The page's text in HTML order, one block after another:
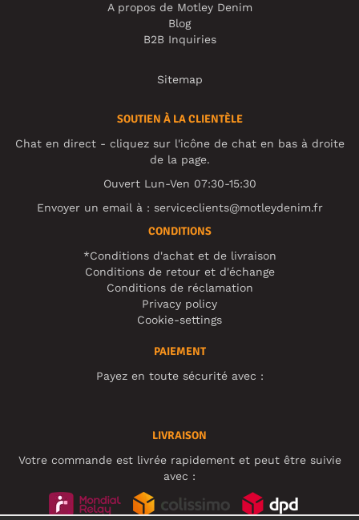
A propos de Motley Denim
Blog
B2B Inquiries
Sitemap
SOUTIEN À LA CLIENTÈLE
Chat en direct - cliquez sur l'icône de chat en bas à droite
de la page.
Ouvert Lun-Ven 07:30-15:30
Envoyer un email à : serviceclients@motleydenim.fr
CONDITIONS
*Conditions d'achat et de livraison
Conditions de retour et d'échange
Conditions de réclamation
Privacy policy
Cookie-settings
PAIEMENT
Payez en toute sécurité avec :
LIVRAISON
Votre commande est livrée rapidement et peut être suivie
avec :